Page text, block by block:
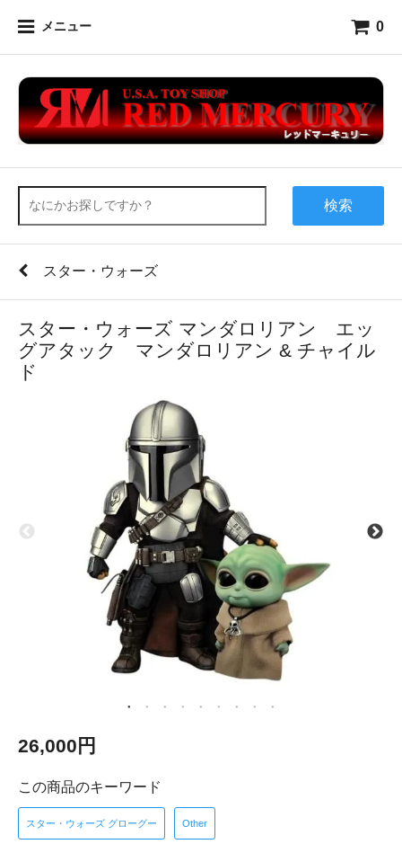
メニュー 0
検索
スター・ウォーズ
スター・ウォーズ マンダロリアン エッ
グアタック マンダロリアン & チャイル
ド
26,000円
この商品のキーワード
スター・ウォーズ グローグー Other